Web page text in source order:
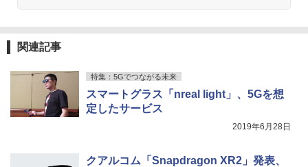
関連記事
特集：5Gでつながる未来
スマートグラス「nreal light」、5Gを想
定したサービス
2019年6月28日
クアルコム「Snapdragon XR2」発表、